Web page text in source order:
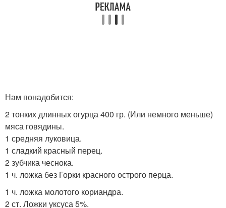
Нам понадобится:
2 тонких длинных огурца 400 гр. (Или немного меньше)
мяса говядины.
1 средняя луковица.
1 сладкий красный перец.
2 зубчика чеснока.
1 ч. ложка без Горки красного острого перца.
1 ч. ложка молотого кориандра.
2 ст. Ложки уксуса 5%.